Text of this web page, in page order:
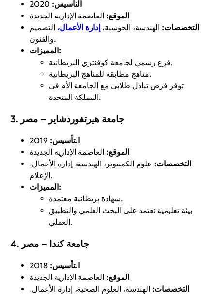
التأسيس:
الموقع: العاصمة الإدارية الجديدة
التخصصات: الهندسة، الحوسبة، إدارة الأعمال، التصميم
والفنون.
المميزات:
فرع رسمي لجامعة كوفنتري البريطانية.
مناهج مطابقة للمناهج البريطانية.
توفر فرص تبادل طلابي مع الجامعة الأم في
المملكة المتحدة.
3. جامعة هيرتفوردشاير – مصر
التأسيس:
الموقع: العاصمة الإدارية الجديدة
التخصصات: علوم الكمبيوتر، الهندسة، إدارة الأعمال،
الإعلام.
المميزات:
شهادة بريطانية معتمدة.
بيئة تعليمية تعتمد على البحث العلمي والتطبيق
العملي.
4. جامعة كندا – مصر
التأسيس:
الموقع: العاصمة الإدارية الجديدة
التخصصات: الهندسة، العلوم الصحية، إدارة الأعمال،